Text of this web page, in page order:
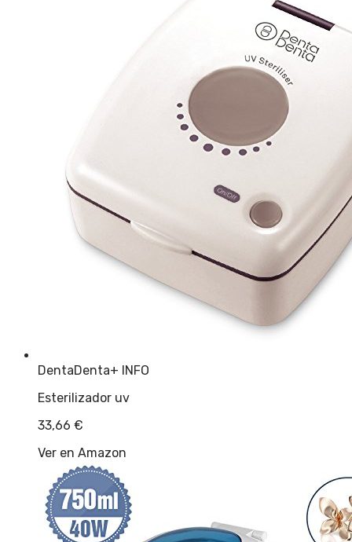
DentaDenta+ INFO
Esterilizador uv
33,66 €
Ver en Amazon